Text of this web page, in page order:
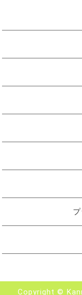
Copyright ©